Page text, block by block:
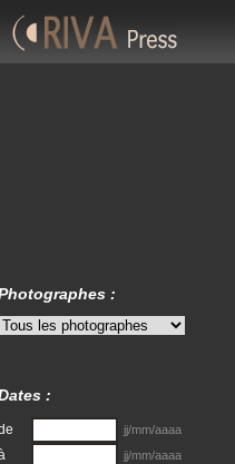
:
:
jj/mm/aaaa
jj/mm/aaaa